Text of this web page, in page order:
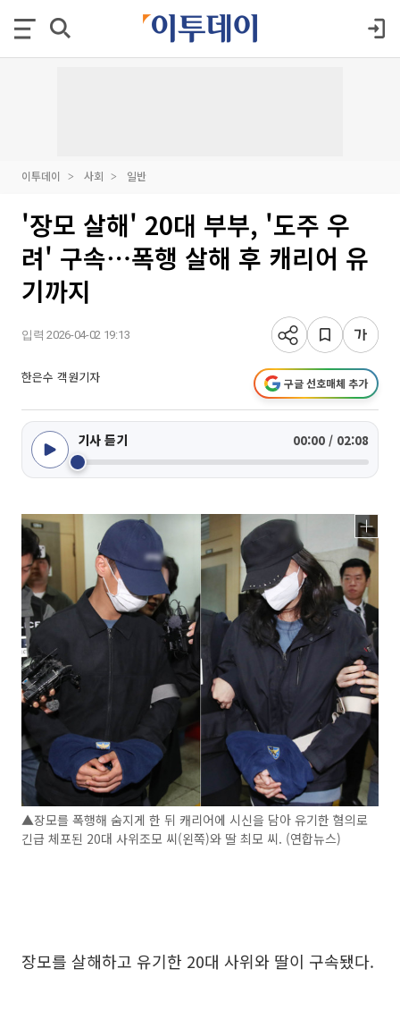
이투데이 사회 일반
'장모 살해' 20대 부부, '도주 우
려' 구속⋯폭행 살해 후 캐리어 유
기까지
입력 2026-04-02 19:13
한은수 객원기자 구글 선호매체 추가
기사 듣기 00:00 / 02:08
▲장모를 폭행해 숨지게 한 뒤 캐리어에 시신을 담아 유기한 혐의로
긴급 체포된 20대 사위조모 씨(왼쪽)와 딸 최모 씨. (연합뉴스)
장모를 살해하고 유기한 20대 사위와 딸이 구속됐다.